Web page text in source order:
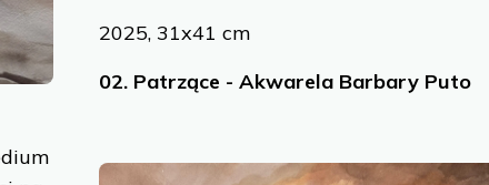
2025, 31x41 cm
02. Patrzące - Akwarela Barbary Puto